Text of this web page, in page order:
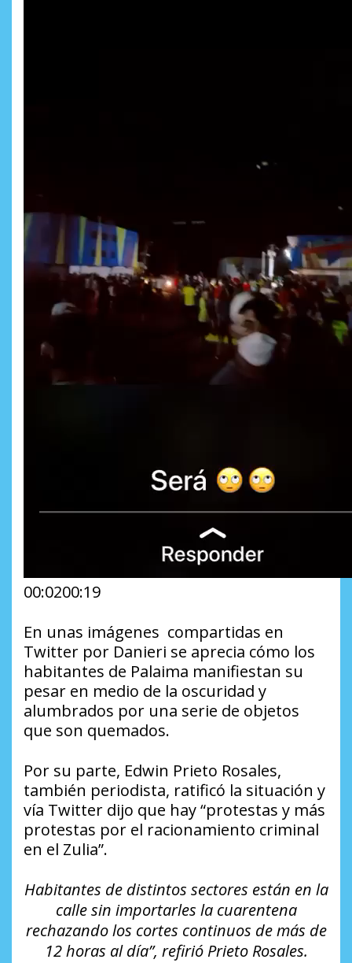
00:0200:19
En unas imágenes compartidas en
Twitter por Danieri se aprecia cómo los
habitantes de Palaima manifiestan su
pesar en medio de la oscuridad y
alumbrados por una serie de objetos
que son quemados.
Por su parte, Edwin Prieto Rosales,
también periodista, ratificó la situación y
vía Twitter dijo que hay “protestas y más
protestas por el racionamiento criminal
en el Zulia”.
Habitantes de distintos sectores están en la
calle sin importarles la cuarentena
rechazando los cortes continuos de más de
12 horas al día”, refirió Prieto Rosales.